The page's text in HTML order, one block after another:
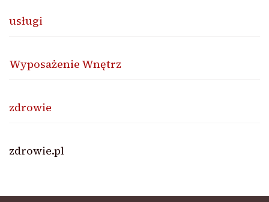
usługi
Wyposażenie Wnętrz
zdrowie
zdrowie.pl